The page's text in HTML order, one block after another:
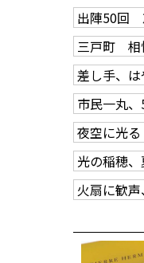
出陣50回
三戸町 相
差し手、
市民一丸
夜空に光
光の稲穂
火扇に歓